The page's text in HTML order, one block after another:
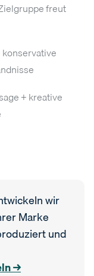
freut
+ kreative
wir
Marke
und
→